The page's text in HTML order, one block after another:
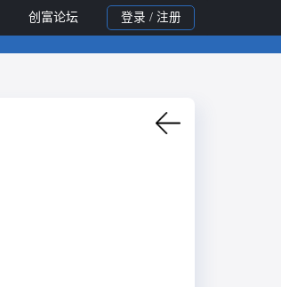
创富论坛 登录 / 注册